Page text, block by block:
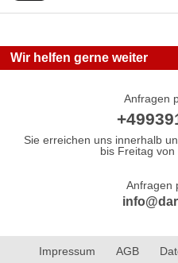
Wir helfen gerne weiter
Anfragen
Sie erreichen uns innerhalb
bis Freitag
Anfragen
Impressum AGB